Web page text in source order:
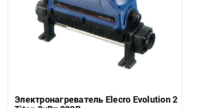
Электронагреватель Elecro Evolution 2